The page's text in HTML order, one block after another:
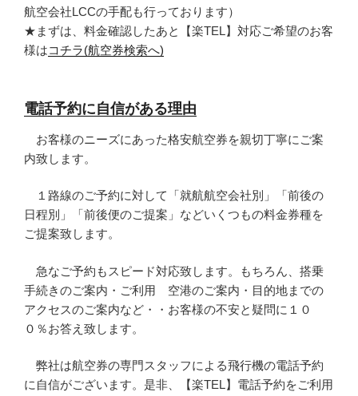
航空会社LCCの手配も行っております）
★まずは、料金確認したあと【楽TEL】対応ご希望のお客
様はコチラ(航空券検索へ)
電話予約に自信がある理由
お客様のニーズにあった格安航空券を親切丁寧にご案
内致します。
１路線のご予約に対して「就航航空会社別」「前後の
日程別」「前後便のご提案」などいくつもの料金券種を
ご提案致します。
急なご予約もスピード対応致します。もちろん、搭乗
手続きのご案内・ご利用 空港のご案内・目的地までの
アクセスのご案内など・・お客様の不安と疑問に１０
０％お答え致します。
弊社は航空券の専門スタッフによる飛行機の電話予約
に自信がございます。是非、【楽TEL】電話予約をご利用